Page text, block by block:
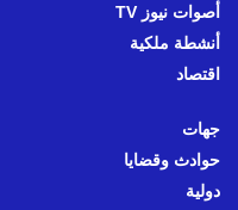
أصوات نيوز TV
أنشطة ملكية
اقتصاد
جهات
حوادث وقضايا
دولية